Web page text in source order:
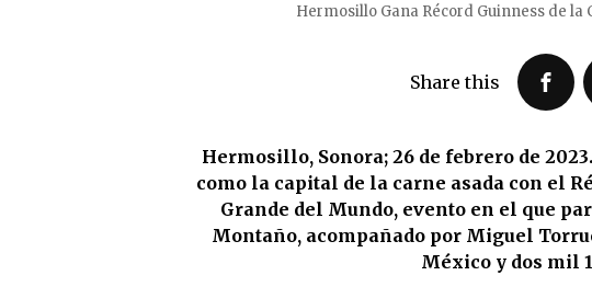
Hermosillo Gana Récord Guinness de
Share this
Hermosillo, Sonora; 26 de febrero de
como la capital de la carne asada con el
Grande del Mundo, evento en el que
Montaño, acompañado por Miguel
México y dos mil